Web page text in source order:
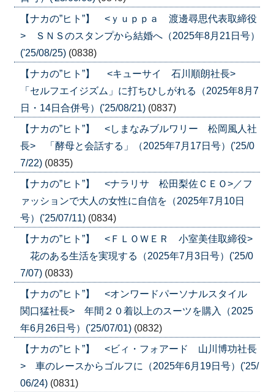
【ナカの”ヒト”】 <ｙｕｐｐａ 渡邊尋思代表取締役
> ＳＮＳのスタンプから結婚へ（2025年8月21日号）
('25/08/25) (0838)
【ナカの”ヒト”】 <キューサイ 石川順朗社長>
「セルフエイジズム」に打ちひしがれる（2025年8月7
日・14日合併号）('25/08/21) (0837)
【ナカの”ヒト”】 <しまなみブルワリー 松岡風人社
長> 「酵母と会話する」（2025年7月17日号）('25/0
7/22) (0835)
【ナカの”ヒト”】 <ナラリサ 松田梨佐ＣＥＯ>／フ
ァッションで大人の女性に自信を（2025年7月10日
号）('25/07/11) (0834)
【ナカの”ヒト”】 <ＦＬＯＷＥＲ 小室美佳取締役>
花のある生活を実現する（2025年7月3日号）('25/0
7/07) (0833)
【ナカの”ヒト”】 <オンワードパーソナルスタイル
関口猛社長> 年間２０着以上のスーツを購入（2025
年6月26日号）('25/07/01) (0832)
【ナカの”ヒト”】 <ビィ・フォアード 山川博功社長
> 車のレースからゴルフに（2025年6月19日号）('25/
06/24) (0831)